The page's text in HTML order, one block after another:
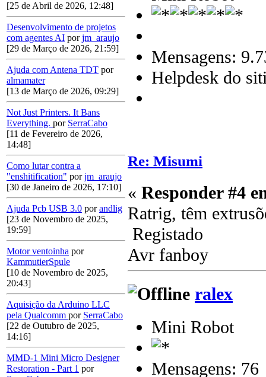
[25 de Abril de 2026, 12:48]
Desenvolvimento de projetos
com agentes AI porjm_araujo
[29 de Março de 2026, 21:59]
Ajuda com Antena TDT por
almamater
[13 de Março de 2026, 09:29]
Not Just Printers. It Bans
Everything. por SerraCabo
[11 de Fevereiro de 2026,
14:48]
Como lutar contra a
"enshitification" porjm_araujo
[30 de Janeiro de 2026, 17:10]
Ajuda Pcb USB 3.0 porandlig
[23 de Novembro de 2025,
19:59]
Motor ventoinha por
KammutierSpule
[10 de Novembro de 2025,
20:43]
Aquisição da Arduino LLC
pela Qualcomm por SerraCabo
[22 de Outubro de 2025,
14:16]
MMD-1 Mini Micro Designer
Restoration - Part 1 por
Mensagens:
Helpdesk do
Re: Misumi
« Responder #4
Ratrig, têm
Registado
Avr fanboy
ralex
Mini Robot
Mensagens: 76